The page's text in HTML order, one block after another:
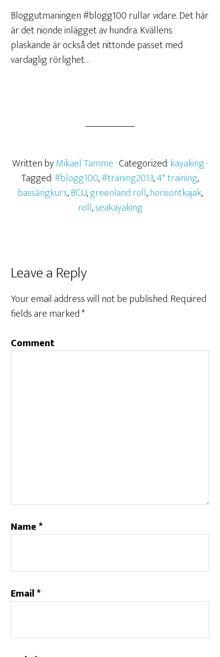
Bloggutmaningen #blogg100 rullar vidare. Det här
är det nionde inlägget av hundra. Kvällens
plaskande är också det nittonde passet med
vardaglig rörlighet. .
Written byMikael Tamme· Categorized:kayaking·
Tagged:#blogg100,#träning2013,4* training,
bassängkurs,BCU,greenland roll,horisontkajak,
roll,seakayaking
Leave a Reply
Your email address will not be published.Required
fields are marked*
Comment
Name*
Email*